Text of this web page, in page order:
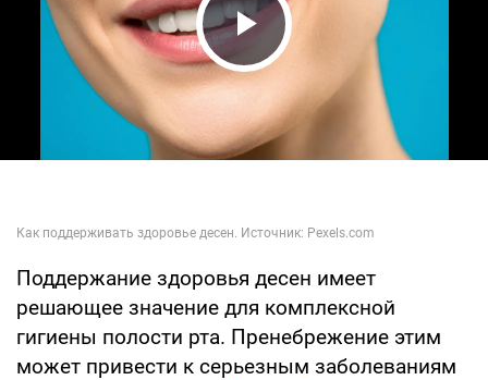
Play Video
Поддержание здоровья десен имеет
решающее значение для комплексной
гигиены полости рта. Пренебрежение этим
может привести к серьезным заболеваниям